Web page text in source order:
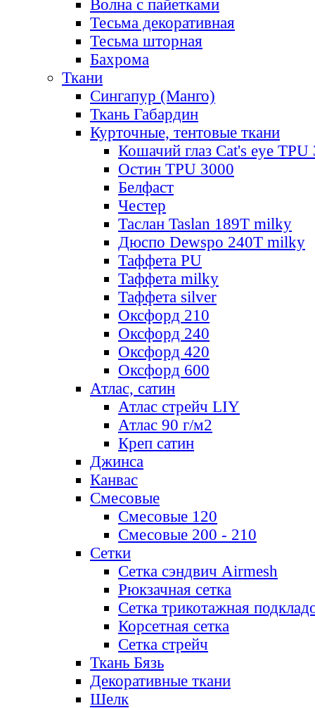
Волна с пайетками
Тесьма декоративная
Тесьма шторная
Бахрома
Ткани
Сингапур (Манго)
Ткань Габардин
Курточные, тентовые ткани
Кошачий глаз Cat's eye TPU
Остин TPU 3000
Белфаст
Честер
Таслан Taslan 189T milky
Дюспо Dewspo 240T milky
Таффета PU
Таффета milky
Таффета silver
Оксфорд 210
Оксфорд 240
Оксфорд 420
Оксфорд 600
Атлас, сатин
Атлас стрейч LIY
Атлас 90 г/м2
Креп сатин
Джинса
Канвас
Смесовые
Смесовые 120
Смесовые 200 - 210
Сетки
Сетка сэндвич Airmesh
Рюкзачная сетка
Сетка трикотажная
Корсетная сетка
Сетка стрейч
Ткань Бязь
Декоративные ткани
Шелк